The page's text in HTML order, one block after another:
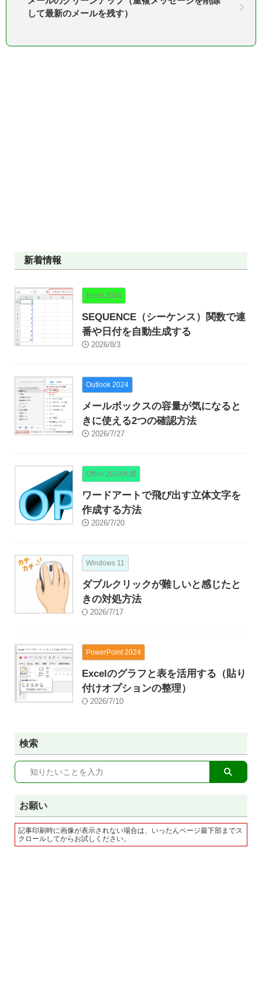
して最新のメールを残す）
新着情報
Excel 2024
SEQUENCE（シーケンス）関数で連
番や日付を自動生成する
2026/8/3
Outlook 2024
メールボックスの容量が気になると
きに使える2つの確認方法
2026/7/27
Office 2024共通
ワードアートで飛び出す立体文字を
作成する方法
2026/7/20
Windows 11
ダブルクリックが難しいと感じたと
きの対処方法
2026/7/17
PowerPoint 2024
Excelのグラフと表を活用する（貼り
付けオプションの整理）
2026/7/10
検索
お願い
記事印刷時に画像が表示されない場合は、いったんページ最下部までス
クロールしてからお試しください。